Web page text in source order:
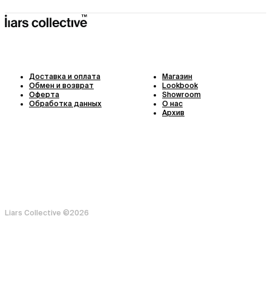
Liars Collective ©2026
Доставка и оплата
Обмен и возврат
Оферта
Обработка данных
Магазин
Lookbook
Showroom
О нас
Архив